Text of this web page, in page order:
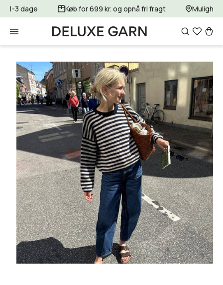
Gå til
indhold
1-3 dage Køb for 699 kr. og opnå fri fragt
Gå til
produktoplysninger